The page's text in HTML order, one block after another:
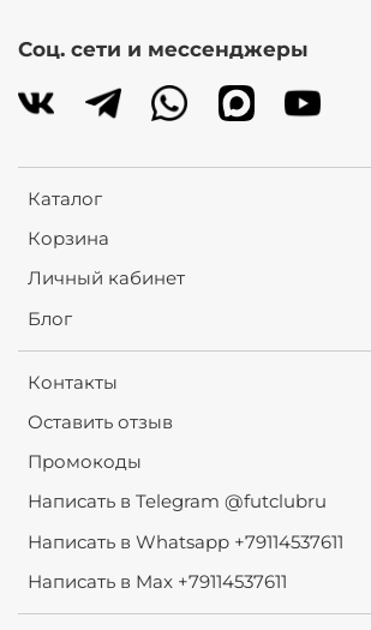
Каталог
Корзина
Личный кабинет
Блог
Контакты
Оставить отзыв
Промокоды
Написать в Telegram @futclubru
Написать в Whatsapp +79114537611
Написать в Max +79114537611
Соц. сети и мессенджеры